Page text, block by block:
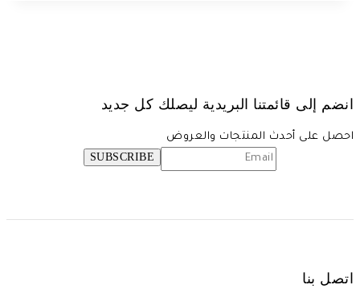
انضم إلى قائمتنا البريدية ليصلك كل جديد
احصل على أحدث المنتجات والعروض
اتصل بنا